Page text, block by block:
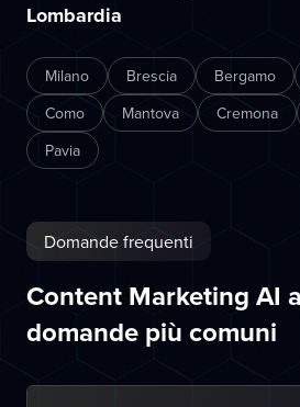
Lombardia
Milano Brescia Bergamo
Como
Mantova Cremona
Pavia
Domande frequenti
Content Marketing AI a
domande più comuni